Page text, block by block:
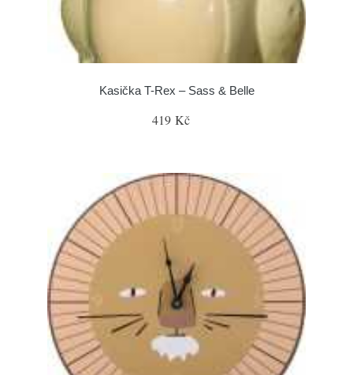
Kasička T-Rex – Sass & Belle
419 Kč